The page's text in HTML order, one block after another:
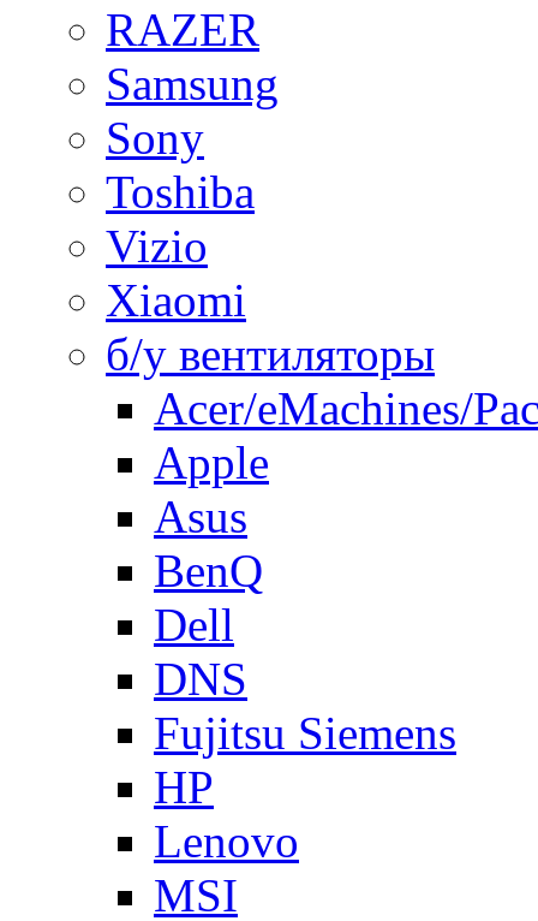
RAZER
Samsung
Sony
Toshiba
Vizio
Xiaomi
б/у вентиляторы
Acer/eMachines/
Apple
Asus
BenQ
Dell
DNS
Fujitsu Siemens
HP
Lenovo
MSI